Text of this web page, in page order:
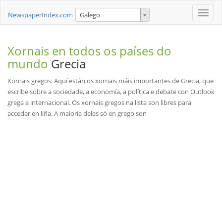
Toggle
NewspaperIndex.com Galego
Xornais en todos os países do
mundo Grecia
Xornais gregos: Aquí están os xornais máis importantes de Grecia, que
escribe sobre a sociedade, a economía, a política e debate con Outlook
grega e internacional. Os xornais gregos na lista son libres para
acceder en liña. A maioría deles só en grego son